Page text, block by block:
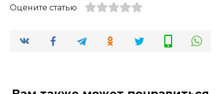
Оцените статью